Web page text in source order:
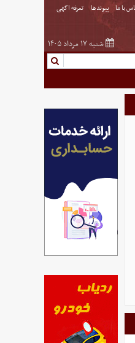
با ما پیوندها تعرفه اگهی
شنبه ۱۷ مرداد ۱۴۰۵